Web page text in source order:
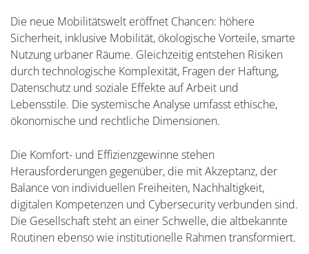
Die neue Mobilitätswelt eröffnet Chancen: höhere
Sicherheit, inklusive Mobilität, ökologische Vorteile, smarte
Nutzung urbaner Räume. Gleichzeitig entstehen Risiken
durch technologische Komplexität, Fragen der Haftung,
Datenschutz und soziale Effekte auf Arbeit und
Lebensstile. Die systemische Analyse umfasst ethische,
ökonomische und rechtliche Dimensionen.
Die Komfort- und Effizienzgewinne stehen
Herausforderungen gegenüber, die mit Akzeptanz, der
Balance von individuellen Freiheiten, Nachhaltigkeit,
digitalen Kompetenzen und Cybersecurity verbunden sind.
Die Gesellschaft steht an einer Schwelle, die altbekannte
Routinen ebenso wie institutionelle Rahmen transformiert.